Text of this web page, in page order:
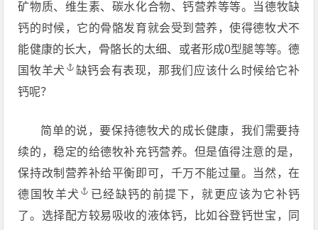
矿物质、维生素、碳水化合物、钙营养等等。当德牧缺
钙的时候，它的骨骼发育就会受到营养，使得德牧犬不
能健康的长大，骨骼长的太细、或者形成0型腿等等。德
国牧羊犬
缺钙会有表现，那我们应该什么时候给它补
钙呢？
简单的说，要保持德牧犬的成长健康，我们需要持
续的，稳定的给德牧补充钙营养。但是值得注意的是，
保持改制营养补给平衡即可，千万不能过量。当然，在
德国牧羊犬
已经缺钙的前提下，就更应该为它补钙
了。选择配方较易吸收的液体钙，比如谷登钙世宝，同